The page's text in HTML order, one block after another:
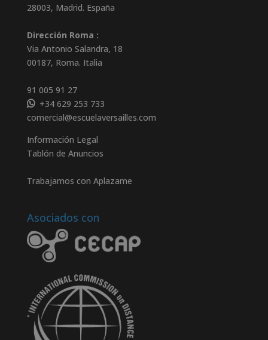
28003, Madrid. España
Dirección Roma :
Via Antonio Salandra, 18
00187, Roma. Italia
91 005 91 27
+34 629 253 733
comercial@escuelaversailles.com
Información Legal
Tablón de Anuncios
Trabajamos con Aplazame
Asociados con